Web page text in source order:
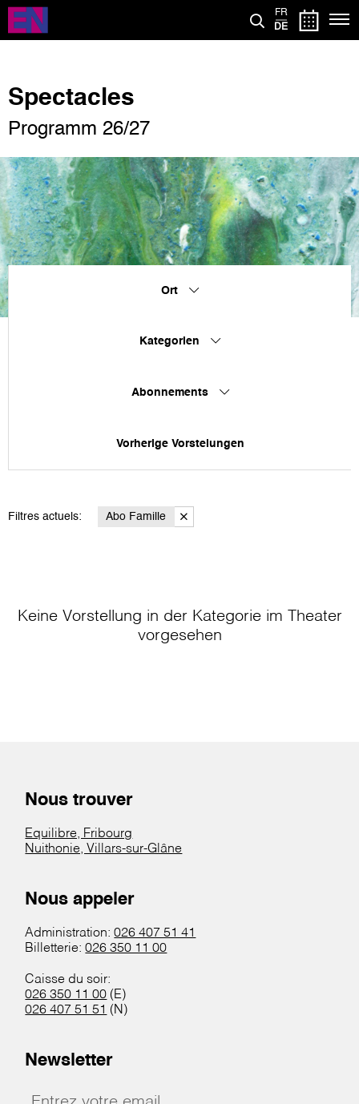
Direkt
zum
Inhalt
FR
DE
Spectacles
Programm 26/27
Ort
Kategorien
Abonnements
Vorherige Vorstelungen
Filtres actuels: Abo Famille
Keine Vorstellung in der Kategorie im Theater
vorgesehen
Nous trouver
Equilibre, Fribourg
Nuithonie, Villars-sur-Glâne
Nous appeler
Administration:026 407 51 41
Billetterie:026 350 11 00
Caisse du soir:
026 350 11 00 (E)
026 407 51 51 (N)
Newsletter